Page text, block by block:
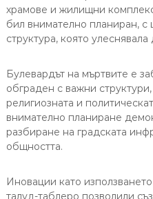
храмове и жилищни
бил внимателно планиран,
структура, която
Булевардът на мъртвите е
обграден с важни
религиозната и
внимателно планиране
разбиране на градската
общността.
Иновации като
талуд-таблеро позволили